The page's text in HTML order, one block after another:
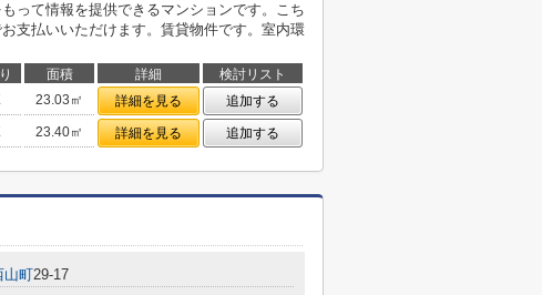
って情報を提供できるマンションです。こち
支払いいただけます。賃貸物件です。室内環
面積 詳細
検討リスト
23.03㎡ 詳細を見る
追加する
23.40㎡ 詳細を見る 追加する
山町29-17